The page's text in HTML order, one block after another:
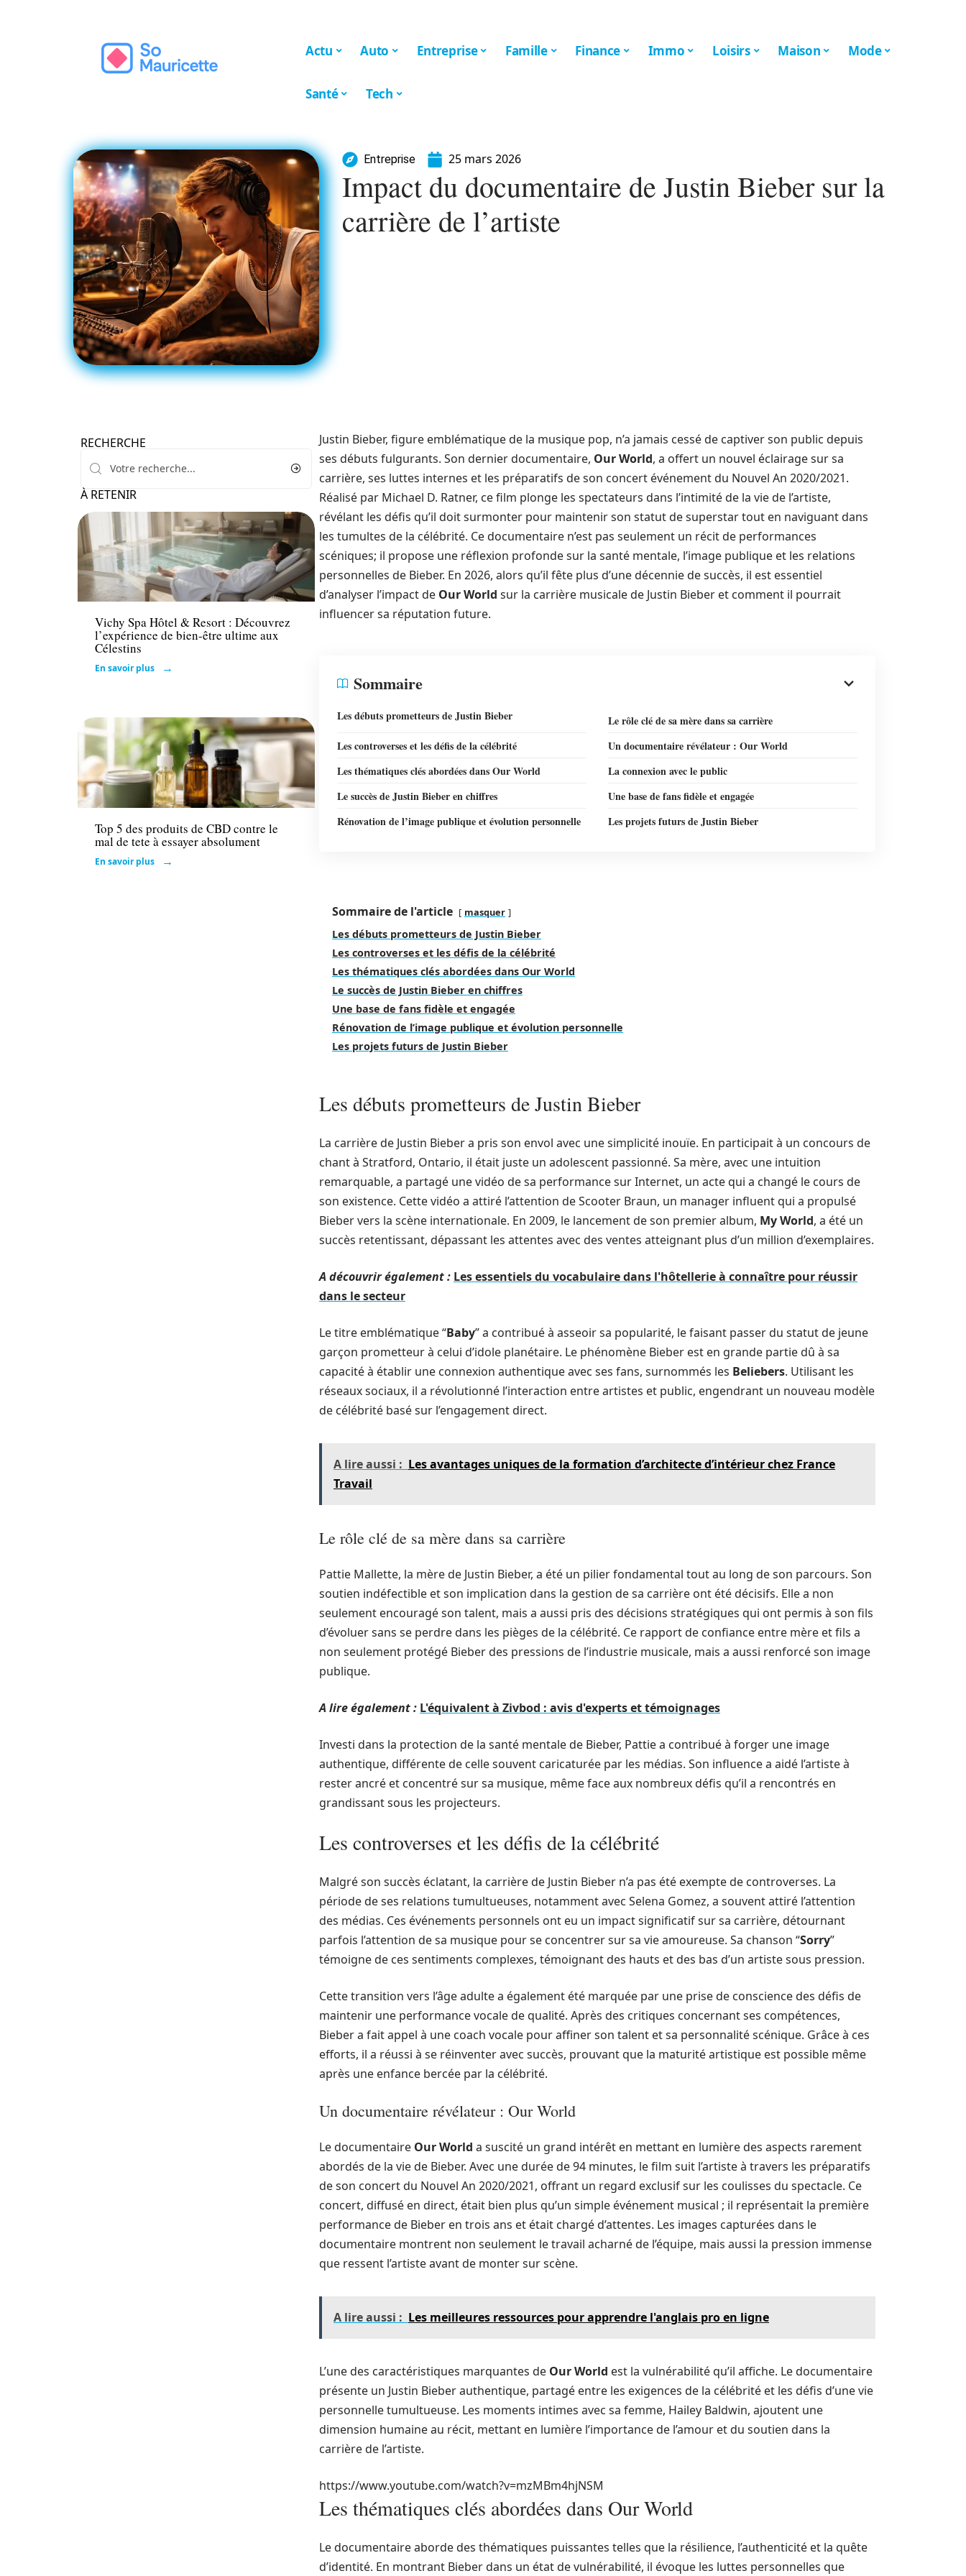
Actu Auto Entreprise Famille Finance Immo Loisirs Maison Mode
Santé Tech
Entreprise 25 mars 2026
Impact du documentaire de Justin Bieber sur la
carrière de l’artiste
RECHERCHE
À RETENIR
Santé
Vichy Spa Hôtel & Resort : Découvrez
l’expérience de bien-être ultime aux
Célestins
En savoir plus
Santé
Top 5 des produits de CBD contre le
mal de tete à essayer absolument
En savoir plus
Justin Bieber, figure emblématique de la musique pop, n’a jamais cessé de captiver son public depuis
ses débuts fulgurants. Son dernier documentaire, Our World, a offert un nouvel éclairage sur sa
carrière, ses luttes internes et les préparatifs de son concert événement du Nouvel An 2020/2021.
Réalisé par Michael D. Ratner, ce film plonge les spectateurs dans l’intimité de la vie de l’artiste,
révélant les défis qu’il doit surmonter pour maintenir son statut de superstar tout en naviguant dans
les tumultes de la célébrité. Ce documentaire n’est pas seulement un récit de performances
scéniques; il propose une réflexion profonde sur la santé mentale, l’image publique et les relations
personnelles de Bieber. En 2026, alors qu’il fête plus d’une décennie de succès, il est essentiel
d’analyser l’impact de Our World sur la carrière musicale de Justin Bieber et comment il pourrait
influencer sa réputation future.
Sommaire
Les débuts prometteurs de Justin Bieber
Le rôle clé de sa mère dans sa carrière
Les controverses et les défis de la célébrité
Un documentaire révélateur : Our World
Les thématiques clés abordées dans Our World
La connexion avec le public
Le succès de Justin Bieber en chiffres
Une base de fans fidèle et engagée
Rénovation de l’image publique et évolution personnelle
Les projets futurs de Justin Bieber
Sommaire de l'article masquer
Les débuts prometteurs de Justin Bieber
Les controverses et les défis de la célébrité
Les thématiques clés abordées dans Our World
Le succès de Justin Bieber en chiffres
Une base de fans fidèle et engagée
Rénovation de l’image publique et évolution personnelle
Les projets futurs de Justin Bieber
Les débuts prometteurs de Justin Bieber
La carrière de Justin Bieber a pris son envol avec une simplicité inouïe. En participait à un concours de
chant à Stratford, Ontario, il était juste un adolescent passionné. Sa mère, avec une intuition
remarquable, a partagé une vidéo de sa performance sur Internet, un acte qui a changé le cours de
son existence. Cette vidéo a attiré l’attention de Scooter Braun, un manager influent qui a propulsé
Bieber vers la scène internationale. En 2009, le lancement de son premier album, My World, a été un
succès retentissant, dépassant les attentes avec des ventes atteignant plus d’un million d’exemplaires.
A découvrir également : Les essentiels du vocabulaire dans l'hôtellerie à connaître pour réussir
dans le secteur
Le titre emblématique “Baby” a contribué à asseoir sa popularité, le faisant passer du statut de jeune
garçon prometteur à celui d’idole planétaire. Le phénomène Bieber est en grande partie dû à sa
capacité à établir une connexion authentique avec ses fans, surnommés les Beliebers. Utilisant les
réseaux sociaux, il a révolutionné l’interaction entre artistes et public, engendrant un nouveau modèle
de célébrité basé sur l’engagement direct.
A lire aussi : Les avantages uniques de la formation d’architecte d’intérieur chez France
Travail
Le rôle clé de sa mère dans sa carrière
Pattie Mallette, la mère de Justin Bieber, a été un pilier fondamental tout au long de son parcours. Son
soutien indéfectible et son implication dans la gestion de sa carrière ont été décisifs. Elle a non
seulement encouragé son talent, mais a aussi pris des décisions stratégiques qui ont permis à son fils
d’évoluer sans se perdre dans les pièges de la célébrité. Ce rapport de confiance entre mère et fils a
non seulement protégé Bieber des pressions de l’industrie musicale, mais a aussi renforcé son image
publique.
A lire également : L'équivalent à Zivbod : avis d'experts et témoignages
Investi dans la protection de la santé mentale de Bieber, Pattie a contribué à forger une image
authentique, différente de celle souvent caricaturée par les médias. Son influence a aidé l’artiste à
rester ancré et concentré sur sa musique, même face aux nombreux défis qu’il a rencontrés en
grandissant sous les projecteurs.
Les controverses et les défis de la célébrité
Malgré son succès éclatant, la carrière de Justin Bieber n’a pas été exempte de controverses. La
période de ses relations tumultueuses, notamment avec Selena Gomez, a souvent attiré l’attention
des médias. Ces événements personnels ont eu un impact significatif sur sa carrière, détournant
parfois l’attention de sa musique pour se concentrer sur sa vie amoureuse. Sa chanson “Sorry”
témoigne de ces sentiments complexes, témoignant des hauts et des bas d’un artiste sous pression.
Cette transition vers l’âge adulte a également été marquée par une prise de conscience des défis de
maintenir une performance vocale de qualité. Après des critiques concernant ses compétences,
Bieber a fait appel à une coach vocale pour affiner son talent et sa personnalité scénique. Grâce à ces
efforts, il a réussi à se réinventer avec succès, prouvant que la maturité artistique est possible même
après une enfance bercée par la célébrité.
Un documentaire révélateur : Our World
Le documentaire Our World a suscité un grand intérêt en mettant en lumière des aspects rarement
abordés de la vie de Bieber. Avec une durée de 94 minutes, le film suit l’artiste à travers les préparatifs
de son concert du Nouvel An 2020/2021, offrant un regard exclusif sur les coulisses du spectacle. Ce
concert, diffusé en direct, était bien plus qu’un simple événement musical ; il représentait la première
performance de Bieber en trois ans et était chargé d’attentes. Les images capturées dans le
documentaire montrent non seulement le travail acharné de l’équipe, mais aussi la pression immense
que ressent l’artiste avant de monter sur scène.
A lire aussi : Les meilleures ressources pour apprendre l'anglais pro en ligne
L’une des caractéristiques marquantes de Our World est la vulnérabilité qu’il affiche. Le documentaire
présente un Justin Bieber authentique, partagé entre les exigences de la célébrité et les défis d’une vie
personnelle tumultueuse. Les moments intimes avec sa femme, Hailey Baldwin, ajoutent une
dimension humaine au récit, mettant en lumière l’importance de l’amour et du soutien dans la
carrière de l’artiste.
https://www.youtube.com/watch?v=mzMBm4hjNSM
Les thématiques clés abordées dans Our World
Le documentaire aborde des thématiques puissantes telles que la résilience, l’authenticité et la quête
d’identité. En montrant Bieber dans un état de vulnérabilité, il évoque les luttes personnelles que